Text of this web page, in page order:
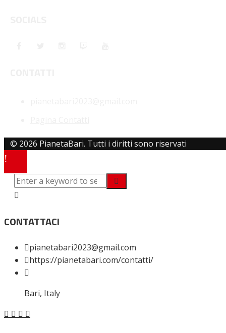
© 2026 PianetaBari. Tutti i diritti sono riservati
CONTATTACI
pianetabari2023@gmail.com
https://pianetabari.com/contatti/
Bari, Italy